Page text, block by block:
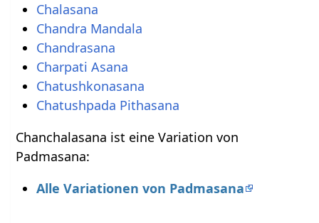
Chalasana
Chandra Mandala
Chandrasana
Charpati Asana
Chatushkonasana
Chatushpada Pithasana
Chanchalasana ist eine Variation von
Padmasana:
Alle Variationen von Padmasana